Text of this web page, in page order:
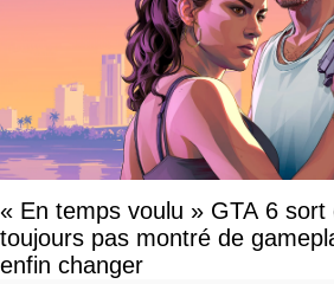
« En temps voulu » GTA 6
toujours pas montré de
enfin changer